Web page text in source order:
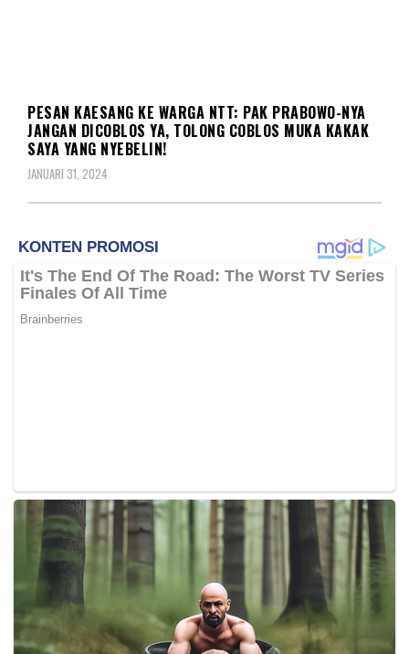
PESAN KAESANG KE WARGA NTT: PAK PRABOWO-NYA
JANGAN DICOBLOS YA, TOLONG COBLOS MUKA KAKAK
SAYA YANG NYEBELIN!
JANUARI 31, 2024